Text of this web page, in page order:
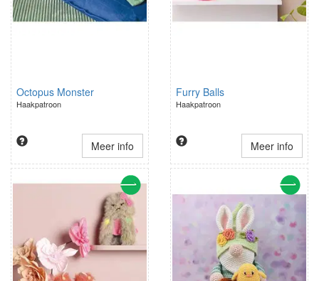
Octopus Monster
Haakpatroon
Meer info
Furry Balls
Haakpatroon
Meer info